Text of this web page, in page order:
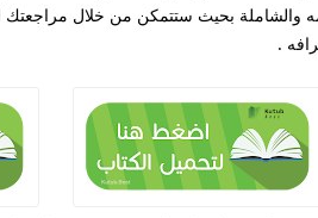
والشاملة بحيث ستتمكن من خلال مراجعتك
.